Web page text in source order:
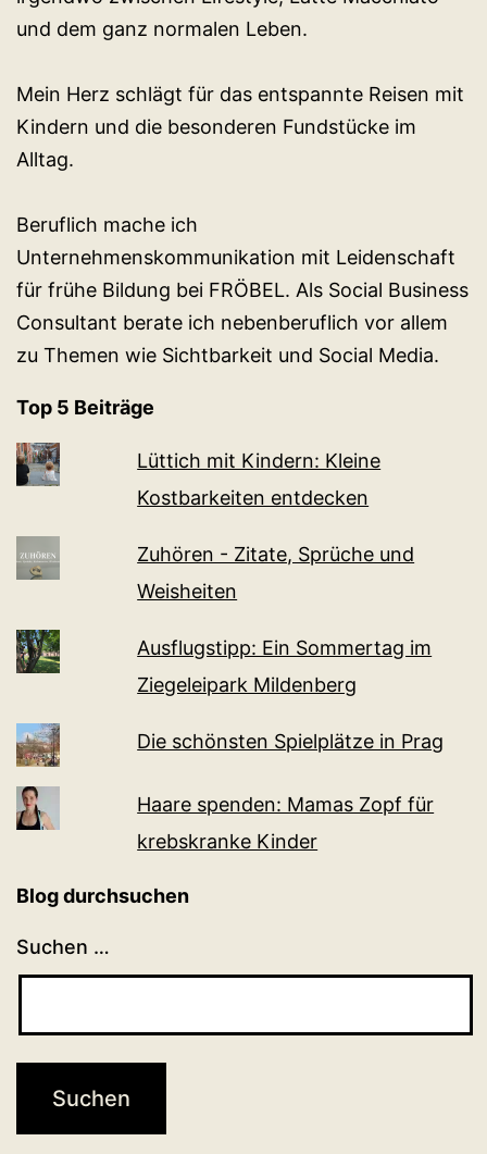
und dem ganz normalen Leben.
Mein Herz schlägt für das entspannte Reisen mit
Kindern und die besonderen Fundstücke im
Alltag.
Beruflich mache ich
Unternehmenskommunikation mit Leidenschaft
für frühe Bildung bei FRÖBEL. Als Social Business
Consultant berate ich nebenberuflich vor allem
zu Themen wie Sichtbarkeit und Social Media.
Top 5 Beiträge
Lüttich mit Kindern: Kleine
Kostbarkeiten entdecken
Zuhören - Zitate, Sprüche und
Weisheiten
Ausflugstipp: Ein Sommertag im
Ziegeleipark Mildenberg
Die schönsten Spielplätze in Prag
Haare spenden: Mamas Zopf für
krebskranke Kinder
Blog durchsuchen
Suchen …